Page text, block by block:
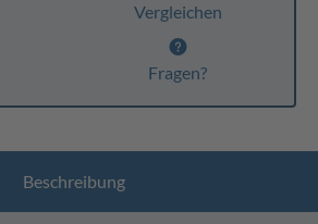
Vergleichen
Fragen?
Beschreibung